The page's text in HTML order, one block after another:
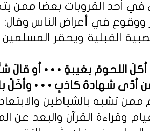
أحد القروبات بعضا ممن
ووقوع في أعراض الناس
القبلية ويحقر
اللحومَ بغيبةٍ • • • أو قالَ
أدّى شهادةَ كاذبٍ • • • وأخَلَّ
تشبه بالشياطين
وقراءة القرآن والبعد عن